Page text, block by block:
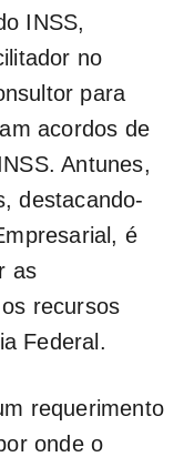
INSS,
no
para
acordos de
Antunes,
destacando-
é
as
recursos
Federal.
requerimento
onde o